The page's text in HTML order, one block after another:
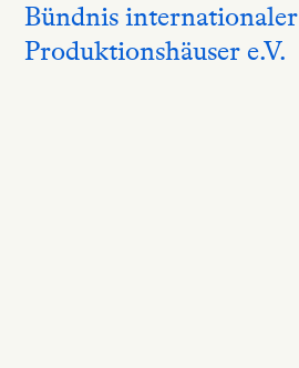
Bündnis internationaler
Produktionshäuser e.V.